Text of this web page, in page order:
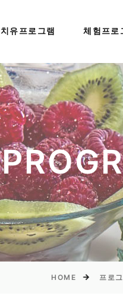
치유프로그램 체험프로
HOME 프로